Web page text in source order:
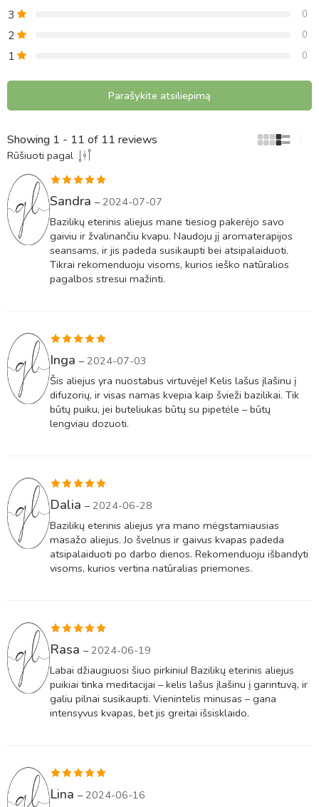
3 0
2 0
1 0
Parašykite atsiliepimą
Showing 1 - 11 of 11 reviews
Rūšiuoti pagal
Įvertinimas:
Sandra – 2024-07-07
Bazilikų eterinis aliejus mane tiesiog pakerėjo savo
gaiviu ir žvalinančiu kvapu. Naudoju jį aromaterapijos
seansams, ir jis padeda susikaupti bei atsipalaiduoti.
Tikrai rekomenduoju visoms, kurios ieško natūralios
pagalbos stresui mažinti.
Įvertinimas:
5
Inga – 2024-07-03
Šis aliejus yra nuostabus virtuvėje! Kelis lašus įlašinu į
difuzorių, ir visas namas kvepia kaip švieži bazilikai. Tik
būtų puiku, jei buteliukas būtų su pipetėle – būtų
lengviau dozuoti.
Įvertinimas:
Dalia – 2024-06-28
Bazilikų eterinis aliejus yra mano mėgstamiausias
masažo aliejus. Jo švelnus ir gaivus kvapas padeda
atsipalaiduoti po darbo dienos. Rekomenduoju išbandyti
visoms, kurios vertina natūralias priemones.
Įvertinimas:
Rasa – 2024-06-19
Labai džiaugiuosi šiuo pirkiniu! Bazilikų eterinis aliejus
puikiai tinka meditacijai – kelis lašus įlašinu į garintuvą, ir
galiu pilnai susikaupti. Vienintelis minusas – gana
intensyvus kvapas, bet jis greitai išsisklaido.
Įvertinimas:
Lina – 2024-06-16